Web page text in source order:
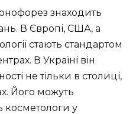
знаходить
В Європі, США, а
стають стандартом
В Україні він
не тільки в столиці,
Його можуть
косметологи у